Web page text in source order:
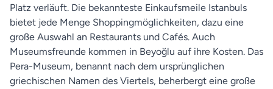
Platz verläuft. Die bekannteste Einkaufsmeile Istanbuls
bietet jede Menge Shoppingmöglichkeiten, dazu eine
große Auswahl an Restaurants und Cafés. Auch
Museumsfreunde kommen in Beyoğlu auf ihre Kosten. Das
Pera-Museum, benannt nach dem ursprünglichen
griechischen Namen des Viertels, beherbergt eine große